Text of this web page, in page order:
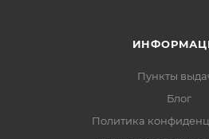
Пункты
Блог
Политика